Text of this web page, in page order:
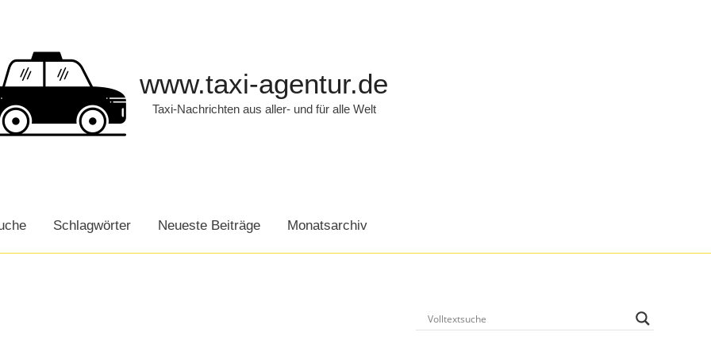
www.taxi-agentur.de
Taxi-Nachrichten aus aller- und für alle Welt
Schlagwörter Neueste Beiträge Monatsarchiv